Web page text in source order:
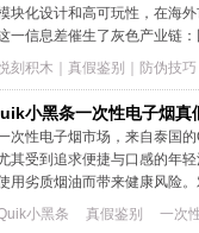
块化设计和高可玩性，在海
一信息差催生了灰色产业链
刻积木｜真假鉴别｜防伪技
小黑条一次性电子烟真
次性电子烟市场，来自泰国
其受到追求便捷与口感的年
用劣质烟油而带来健康风险。
小黑条 真假鉴别 一次